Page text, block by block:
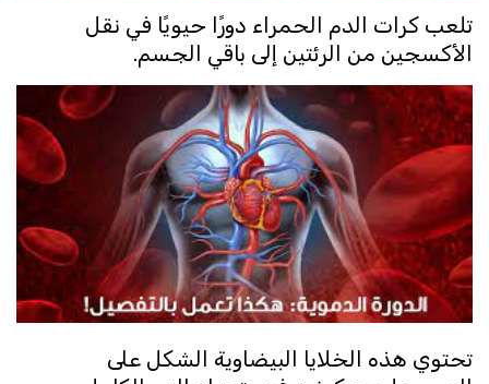
تلعب كرات الدم الحمراء دورًا حيويًا في نقل
الأكسجين من الرئتين إلى باقي الجسم.
تحتوي هذه الخلايا البيضاوية الشكل على